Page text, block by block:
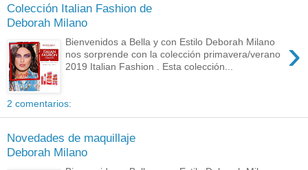
Colección Italian Fashion de
Deborah Milano
›
Bienvenidos a Bella y con Estilo Deborah Milano
nos sorprende con la colección primavera/verano
2019 Italian Fashion . Esta colección...
2 comentarios:
Novedades de maquillaje
Deborah Milano